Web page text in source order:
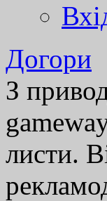
Догори
З
листи.